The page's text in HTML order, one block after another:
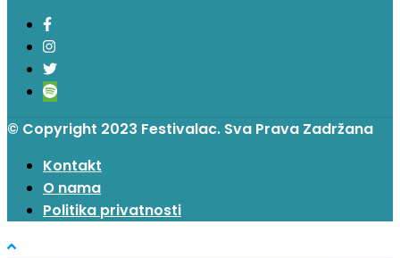
© Copyright 2023 Festivalac. Sva Prava Zadržana
Kontakt
O nama
Politika privatnosti